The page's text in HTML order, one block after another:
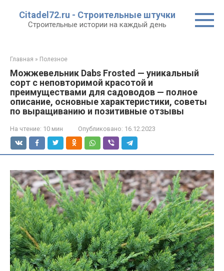
контенту
Citadel72.ru - Строительные штучки
Строительные истории на каждый день
Главная » Полезное
Можжевельник Dabs Frosted — уникальный
сорт с неповторимой красотой и
преимуществами для садоводов — полное
описание, основные характеристики, советы
по выращиванию и позитивные отзывы
На чтение: 10 мин Опубликовано: 16.12.2023